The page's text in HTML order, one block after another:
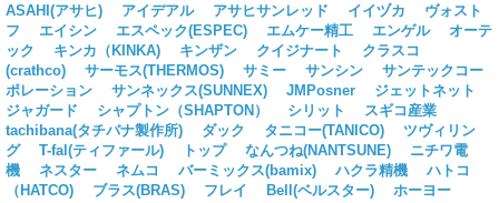
ASAHI(アサヒ) アイデアル アサヒサンレッド イイヅカ
ヴォスト
フ
エイシン エスペック(ESPEC) エムケー精工 エンゲル
オーテ
ック
キンカ（KINKA) キンザン クイジナート
クラスコ
(crathco)
サーモス(THERMOS) サミー サンシン
サンテックコー
ポレーション
サンネックス(SUNNEX) JMPosner
ジェットネット
ジャガード
シャプトン（SHAPTON） シリット
スギコ産業
tachibana(タチバナ製作所)
ダック タニコー(TANICO)
ツヴィリン
グ
T-fal(ティファール) トップ なんつね(NANTSUNE)
ニチワ電
機
ネスター ネムコ バーミックス(bamix) ハクラ精機
ハトコ
（HATCO)
ブラス(BRAS) フレイ Bell(ベルスター)
ホーヨー